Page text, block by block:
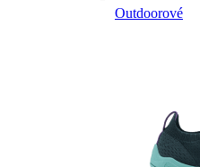
Outdoorové